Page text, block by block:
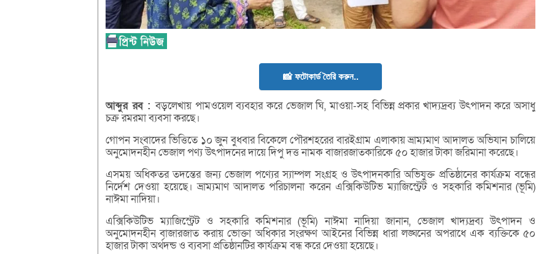
📸 ফটোকার্ড তৈরি করুন..
আব্দুর রব :বড়লেখায় পামওয়েল ব্যবহার করে ভেজাল ঘি, মাওয়া-সহ বিভিন্ন প্রকার খাদ্যদ্রব্য উৎপাদন করে অসাধু
চক্র রমরমা ব্যবসা করছে।
গোপন সংবাদের ভিত্তিতে ১০ জুন বুধবার বিকেলে পৌরশহরের বারইগ্রাম এলাকায় ভ্রাম্যমাণ আদালত অভিযান চালিয়ে
অনুমোদনহীন ভেজাল পণ্য উৎপাদনের দায়ে দিপু দত্ত নামক বাজারজাতকারিকে ৫০ হাজার টাকা জরিমানা করেছে।
এসময় অধিকতর তদন্তের জন্য ভেজাল পণ্যের স্যাম্পল সংগ্রহ ও উৎপাদনকারি অভিযুক্ত প্রতিষ্ঠানের কার্যক্রম বন্ধের
নির্দেশ দেওয়া হয়েছে। ভ্রাম্যমাণ আদালত পরিচালনা করেন এক্সিকিউটিভ ম্যাজিস্ট্রেট ও সহকারি কমিশনার (ভূমি)
নাঈমা নাদিয়া।
এক্সিকিউটিভ ম্যাজিস্ট্রেট ও সহকারি কমিশনার (ভূমি) নাঈমা নাদিয়া জানান, ভেজাল খাদ্যদ্রব্য উৎপাদন ও
অনুমোদনহীন বাজারজাত করায় ভোক্তা অধিকার সংরক্ষণ আইনের বিভিন্ন ধারা লঙ্ঘনের অপরাধে এক ব্যক্তিকে ৫০
হাজার টাকা অর্থদন্ড ও ব্যবসা প্রতিষ্ঠানটির কার্যক্রম বন্ধ করে দেওয়া হয়েছে।